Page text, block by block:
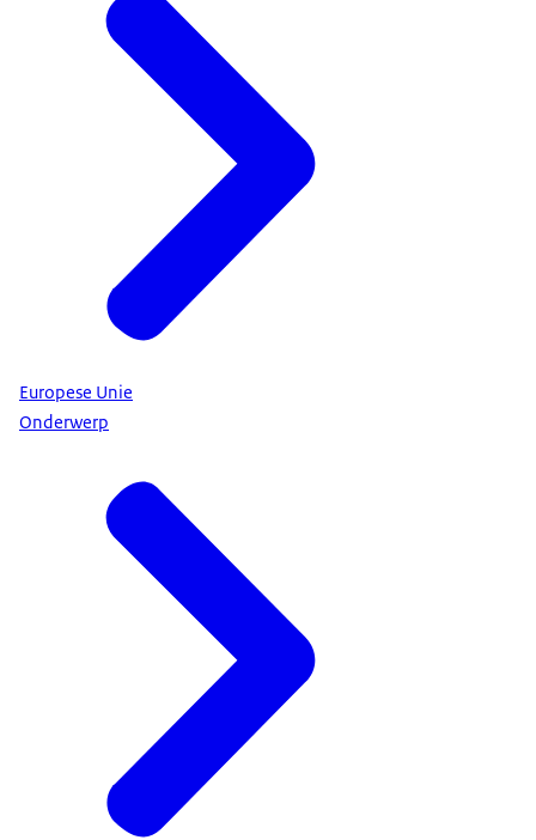
Europese Unie
Onderwerp